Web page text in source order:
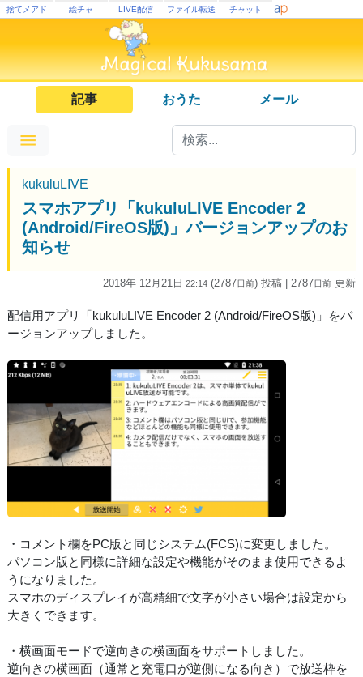
捨てメアド 絵チャ LIVE配信 ファイル転送 チャット
記事 おうた メール
kukuluLIVE
スマホアプリ「kukuluLIVE Encoder 2
(Android/FireOS版)」バージョンアップのお
知らせ
2018年 12月21日 22:14 (2787日前) 投稿 | 2787日前 更新
配信用アプリ「kukuluLIVE Encoder 2 (Android/FireOS版)」をバ
ージョンアップしました。
・コメント欄をPC版と同じシステム(FCS)に変更しました。
パソコン版と同様に詳細な設定や機能がそのまま使用できるよ
うになりました。
スマホのディスプレイが高精細で文字が小さい場合は設定から
大きくできます。
・横画面モードで逆向きの横画面をサポートしました。
逆向きの横画面（通常と充電口が逆側になる向き）で放送枠を